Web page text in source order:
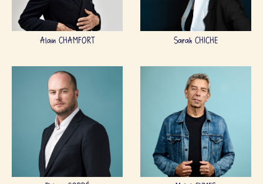
Alain CHAMFORT Sarah CHICHE